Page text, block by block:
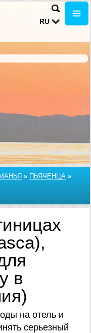
RU
» ПЬЯЧЕНЦА »
в
на отель и
серьезный